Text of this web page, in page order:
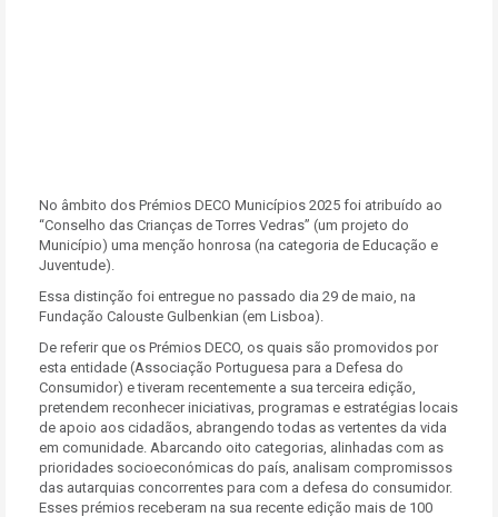
No âmbito dos Prémios DECO Municípios 2025 foi atribuído ao
“Conselho das Crianças de Torres Vedras” (um projeto do
Município) uma menção honrosa (na categoria de Educação e
Juventude).
Essa distinção foi entregue no passado dia 29 de maio, na
Fundação Calouste Gulbenkian (em Lisboa).
De referir que os Prémios DECO, os quais são promovidos por
esta entidade (Associação Portuguesa para a Defesa do
Consumidor) e tiveram recentemente a sua terceira edição,
pretendem reconhecer iniciativas, programas e estratégias locais
de apoio aos cidadãos, abrangendo todas as vertentes da vida
em comunidade. Abarcando oito categorias, alinhadas com as
prioridades socioeconómicas do país, analisam compromissos
das autarquias concorrentes para com a defesa do consumidor.
Esses prémios receberam na sua recente edição mais de 100